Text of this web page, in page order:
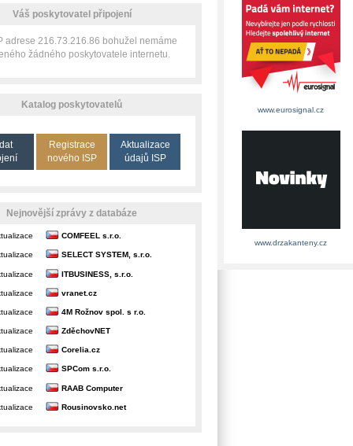
Váš poskytovatel připojení
adrese 216.73.216.86 bohužel nemáme
žádného poskytovatele internetu.
Katalog poskytovatelů
Registrace
nového ISP
Aktualizace
údajů ISP
Nejnovější zprávy z databáze
COMFEEL s.r.o.
SELECT SYSTEM, s.r.o.
ITBUSINESS, s.r.o.
vranet.cz
4M Rožnov spol. s r.o.
ZděchovNET
Corelia.cz
SPCom s.r.o.
RAAB Computer
Rousinovsko.net
www.eurosignal.cz
www.drzakanteny.cz